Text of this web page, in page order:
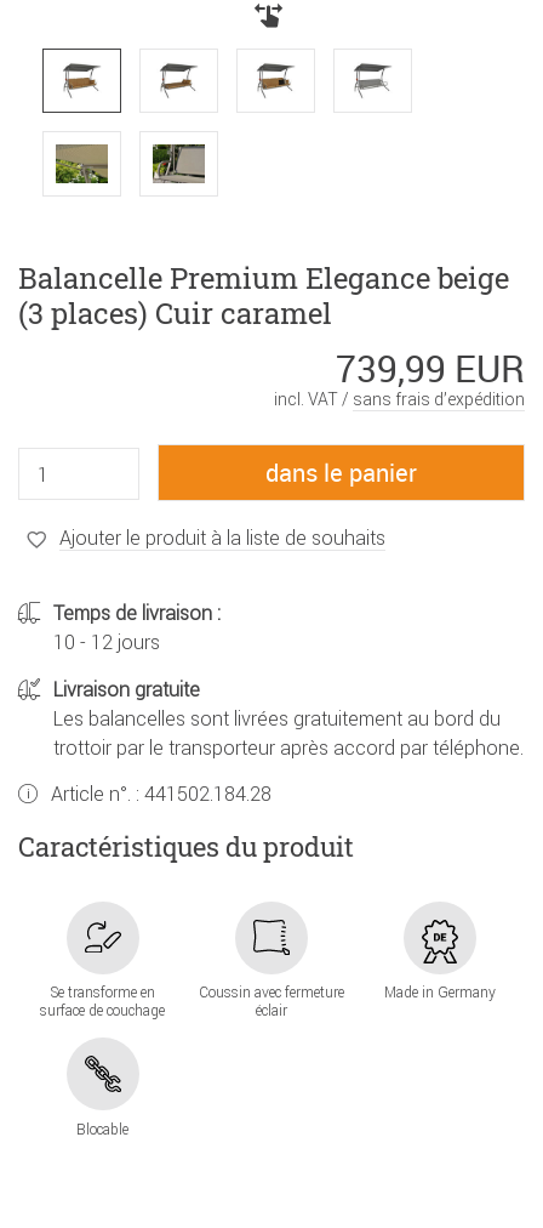
Balancelle Premium Elegance beige
(3 places) Cuir caramel
739,99 EUR
incl. VAT / sans frais d’expédition
Ajouter le produit à la liste de souhaits
Temps de livraison :
10 - 12 jours
Livraison gratuite
Les balancelles sont livrées gratuitement au bord du
trottoir par le transporteur après accord par téléphone.
Article n°. : 441502.184.28
Caractéristiques du produit
Se transforme en
surface de couchage
Coussin avec fermeture
éclair
Made in Germany
Blocable